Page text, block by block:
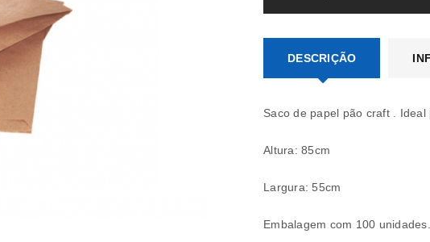
DESCRIÇÃO
Saco de papel pão craft .
Altura: 85cm
Largura: 55cm
Embalagem com 100 unidades.